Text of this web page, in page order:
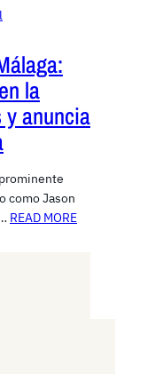
la
y anuncia
como Jason
READ MORE